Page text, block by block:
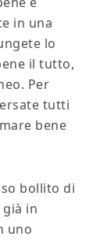
in una
lo
il tutto,
Per
tutti
bene
bollito di
in
uno